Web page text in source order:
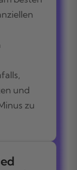
und
zu